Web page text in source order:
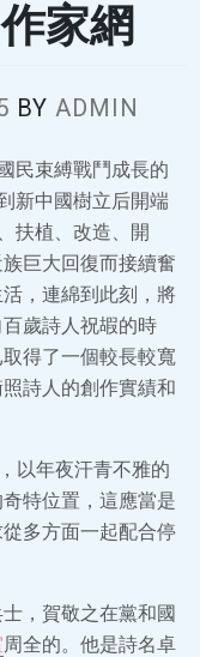
家網
BY ADMIN
民束縛戰鬥成長的
新中國樹立后開端
扶植、改造、開
巨大回復而接續奮
，連綿到此刻，將
歲詩人祝嘏的時
得了一個較長較寬
詩人的創作實績和
以年夜汗青不雅的
特位置，這應當是
多方面一起配合停
，賀敬之在黨和國
周全的。他是詩名卓